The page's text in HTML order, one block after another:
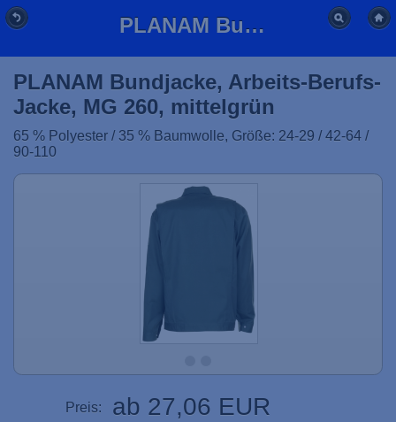
PLANAM Bundjacke, Arbeits-Berufs-Jacke, MG 260, mittelgrün
PLANAM Bundjacke, Arbeits-Berufs-
Jacke, MG 260, mittelgrün
65 % Polyester / 35 % Baumwolle, Größe: 24-29 / 42-64 /
90-110
Preis: ab 27,06 EUR